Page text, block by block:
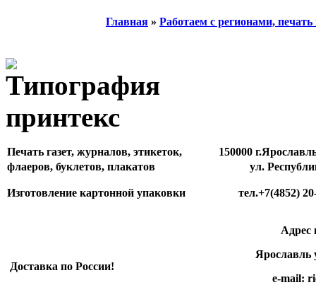
Главная » Работаем с регионами, печать
Печать газет, журналов, этикеток,
150000
флаеров, буклетов, плакатов
ул.
Изготовление картонной упаковки тел.+7(4852) 20-
Доставка по России!
Адрес
Ярославль
e-mail: rico-